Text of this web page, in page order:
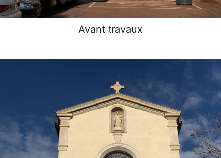
Avant travaux